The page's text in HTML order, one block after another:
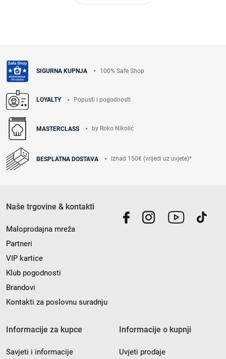
SIGURNA KUPNJA 100% Safe Shop
LOYALTY Popusti i pogodnosti
MASTERCLASS by Roko Nikolić
BESPLATNA DOSTAVA Iznad 150€ (vrijedi uz uvjete)*
Naše trgovine & kontakti
Maloprodajna mreža
Partneri
VIP kartice
Klub pogodnosti
Brandovi
Kontakti za poslovnu suradnju
Informacije za kupce
Savjeti i informacije
Informacije o kupnji
Uvjeti prodaje